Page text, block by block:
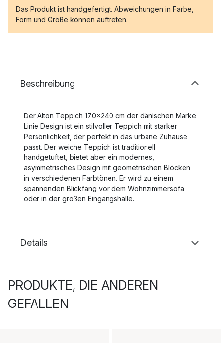
Das Produkt ist handgefertigt. Abweichungen in Farbe,
Form und Größe können auftreten.
Beschreibung
Der Alton Teppich 170x240 cm der dänischen Marke
Linie Design ist ein stilvoller Teppich mit starker
Persönlichkeit, der perfekt in das urbane Zuhause
passt. Der weiche Teppich ist traditionell
handgetuftet, bietet aber ein modernes,
asymmetrisches Design mit geometrischen Blöcken
in verschiedenen Farbtönen. Er wird zu einem
spannenden Blickfang vor dem Wohnzimmersofa
oder in der großen Eingangshalle.
Details
PRODUKTE, DIE ANDEREN
GEFALLEN